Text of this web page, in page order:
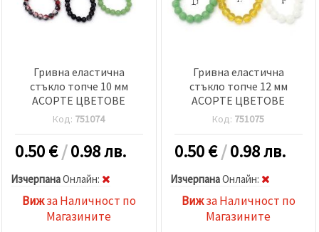
Гривна еластична
стъкло топче 10 мм
АСОРТЕ ЦВЕТОВЕ
Код: 751074
0.50€/0.98 лв.
ИзчерпанаOнлайн:
Вижза Наличност по
Магазините
Гривна еластична
стъкло топче 12 мм
АСОРТЕ ЦВЕТОВЕ
Код: 751075
0.50€/0.98 лв.
ИзчерпанаOнлайн:
Вижза Наличност по
Магазините